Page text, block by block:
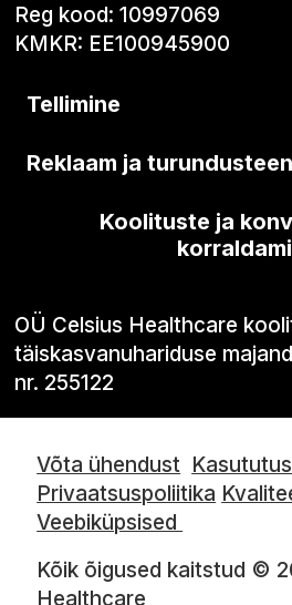
Reg kood: 10997069
KMKR: EE100945900
Tellimine
Reklaam ja
Koolituste ja
OÜ Celsius Healthcare
täiskasvanuhariduse
nr. 255122
Võta ühendust
Privaatsuspoliitika
Veebiküpsised
Kõik õigused kaitstud ©
Healthcare